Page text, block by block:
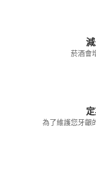
菸酒會
為了維護您牙齦